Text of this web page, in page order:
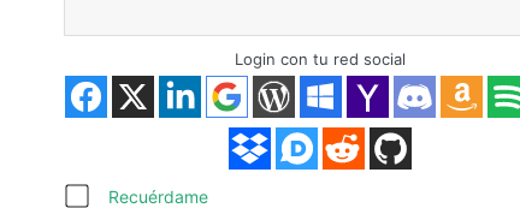
Acceder
Login con tu red social
Recuérdame